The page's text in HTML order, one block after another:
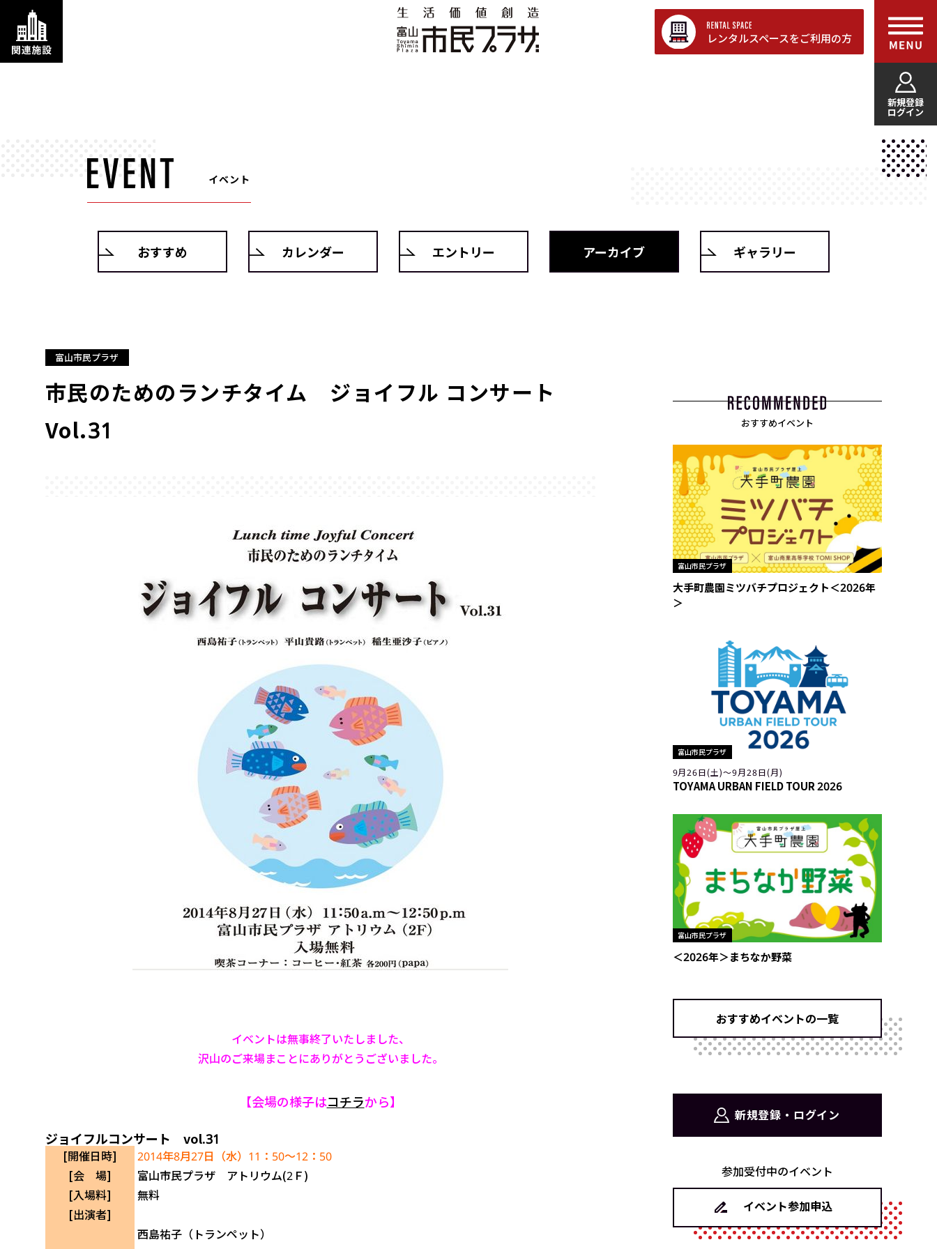
新規登録
ログイン
レンタルスペースをご利用の方
イベント
おすすめ カレンダー エントリー アーカイブ ギャラリー
市民のためのランチタイム ジョイフル コンサート
Vol.31
富山市民プラザ
イベントは無事終了いたしました、
沢山のご来場まことにありがとうございました。
【会場の様子はコチラから】
ジョイフルコンサート vol.31
[開催日時]
2014年8月27日（水）11：50～12：50
[会 場]
富山市民プラザ アトリウム(2Ｆ)
[入場料]
無料
[出演者]
西島祐子（トランペット）
おすすめイベント
富山市民プラザ
大手町農園ミツバチプロジェクト＜2026年
＞
富山市民プラザ
9月26日(土)〜9月28日(月)
TOYAMA URBAN FIELD TOUR 2026
富山市民プラザ
＜2026年＞まちなか野菜
おすすめイベントの一覧
新規登録・ログイン
参加受付中のイベント
イベント参加申込